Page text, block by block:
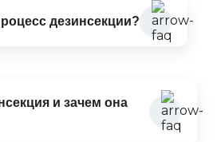
дезинсекции?
и зачем она